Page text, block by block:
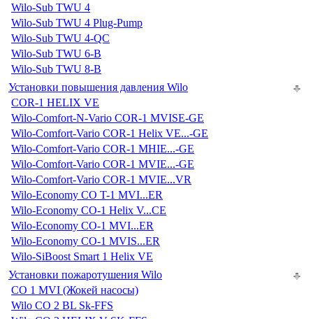
Wilo-Sub TWU 4
Wilo-Sub TWU 4 Plug-Pump
Wilo-Sub TWU 4-QC
Wilo-Sub TWU 6-B
Wilo-Sub TWU 8-B
Установки повышения давления Wilo
COR-1 HELIX VE
Wilo-Comfort-N-Vario COR-1 MVISE-GE
Wilo-Comfort-Vario COR-1 Helix VE...-GE
Wilo-Comfort-Vario COR-1 MHIE...-GE
Wilo-Comfort-Vario COR-1 MVIE...-GE
Wilo-Comfort-Vario COR-1 MVIE...VR
Wilo-Economy CO T-1 MVI...ER
Wilo-Economy CO-1 Helix V...CE
Wilo-Economy CO-1 MVI...ER
Wilo-Economy CO-1 MVIS...ER
Wilo-SiBoost Smart 1 Helix VE
Установки пожаротушения Wilo
CO 1 MVI (Жокей насосы)
Wilo CO 2 BL Sk-FFS